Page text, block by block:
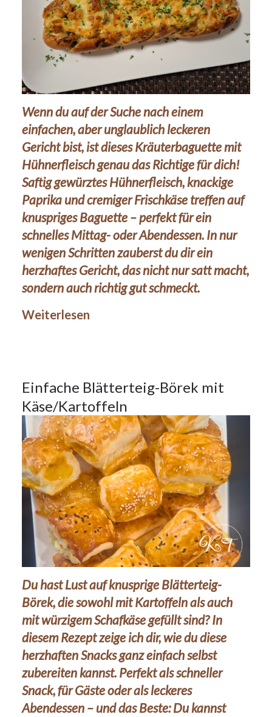
Wenn du auf der Suche nach einem
einfachen, aber unglaublich leckeren
Gericht bist, ist dieses Kräuterbaguette mit
Hühnerfleisch genau das Richtige für dich!
Saftig gewürztes Hühnerfleisch, knackige
Paprika und cremiger Frischkäse treffen auf
knuspriges Baguette – perfekt für ein
schnelles Mittag- oder Abendessen. In nur
wenigen Schritten zauberst du dir ein
herzhaftes Gericht, das nicht nur satt macht,
sondern auch richtig gut schmeckt.
Weiterlesen
2
OKT.
2024
2Okt.
2024
Hauptspeisen
Einfache Blätterteig-Börek mit
Käse/Kartoffeln
Du hast Lust auf knusprige Blätterteig-
Börek, die sowohl mit Kartoffeln als auch
mit würzigem Schafkäse gefüllt sind? In
diesem Rezept zeige ich dir, wie du diese
herzhaften Snacks ganz einfach selbst
zubereiten kannst. Perfekt als schneller
Snack, für Gäste oder als leckeres
Abendessen – und das Beste: Du kannst